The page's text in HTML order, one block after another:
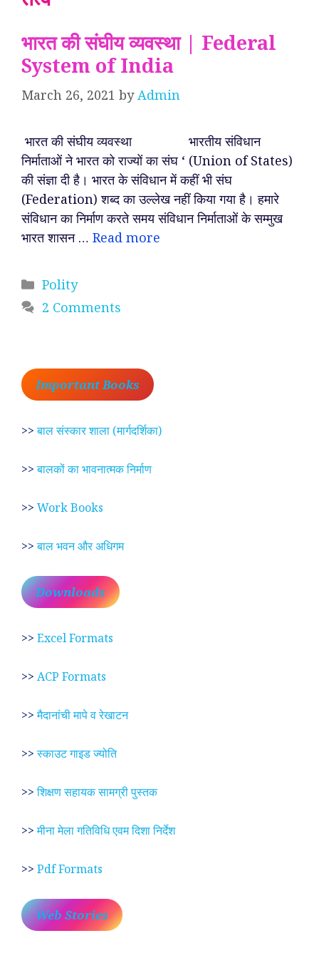
भारत की संघीय व्यवस्था | Federal
System of India
March 26, 2021 byAdmin
भारत की संघीय व्यवस्था भारतीय संविधान
निर्माताओं ने भारत को राज्यों का संघ ‘ (Union of States)
की संज्ञा दी है। भारत के संविधान में कहीं भी संघ
(Federation) शब्द का उल्लेख नहीं किया गया है। हमारे
संविधान का निर्माण करते समय संविधान निर्माताओं के सम्मुख
भारत शासन … Read more
Categories
Polity
2 Comments
Important Books
>>बाल संस्कार शाला (मार्गदर्शिका)
>>बालकों का भावनात्मक निर्माण
>> Work Books
>>बाल भवन और अधिगम
Downloads
>> Excel Formats
>> ACP Formats
>>मैदानांची मापे व रेखाटन
>>स्काउट गाइड ज्योति
>>शिक्षण सहायक सामग्री पुस्तक
>>मीना मेला गतिविधि एवम दिशा निर्देश
>> Pdf Formats
Web Stories